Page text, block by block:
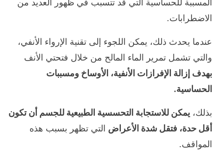
المسببة للحساسية التي قد تتسبب في ظهور العديد من
الاضطرابات.
عندما يحدث ذلك، يمكن اللجوء إلى تقنية الإرواء الأنفي،
والتي تشمل تمرير الماء المالح من خلال فتحتي الأنف
بهدف إزالة الإفرازات الأنفية، الأوساخ ومسببات
الحساسية.
بذلك، يمكن للاستجابة التحسسية الطبيعية للجسم أن تكون
أقل حدة، فتقل شدة الأعراض التي تظهر بسبب هذه
المواقف.